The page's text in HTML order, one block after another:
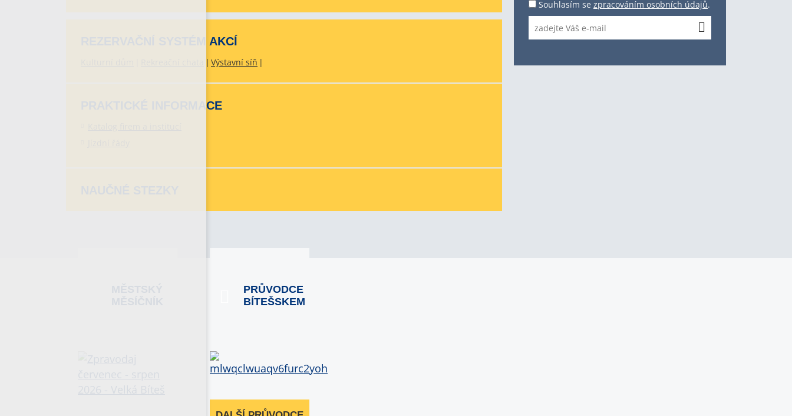
REZERVAČNÍ SYSTÉM AKCÍ
Výstavní síň
PRAKTICKÉ INFORMACE
Souhlasím se zpracováním osobních údajů.
PRŮVODCE
BÍTEŠSKEM